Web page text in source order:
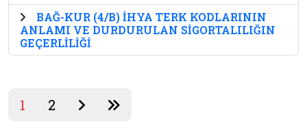
BAĞ-KUR (4/B) İHYA TERK KODLARININ
ANLAMI VE DURDURULAN SİGORTALILIĞIN
GEÇERLİLİĞİ
1 2